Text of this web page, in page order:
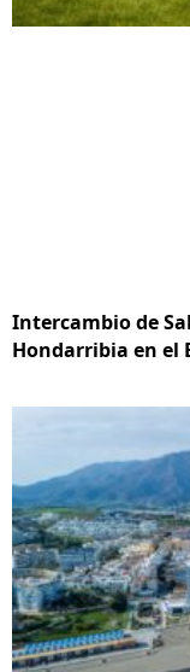
Intercambio de
Hondarribia en el